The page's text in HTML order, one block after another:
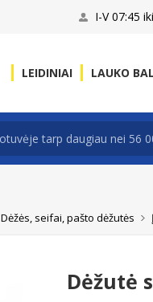
I-V 07:45
LEIDINIAI LAUKO
Dėžės, seifai, pašto dėžutės
Dėžutė